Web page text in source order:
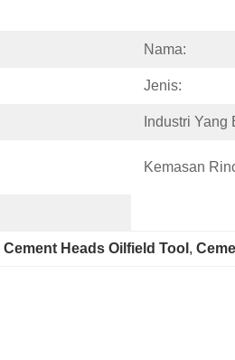
Nama:
Jenis:
Industri Yang
Kemasan
Cement Heads Oilfield Tool ,